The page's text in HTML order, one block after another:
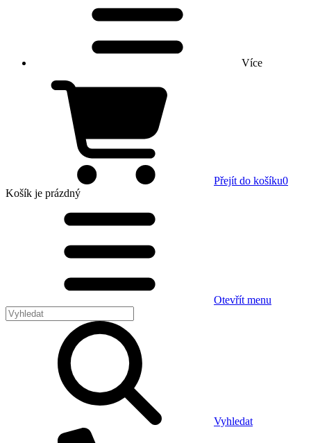
Více
Přejít do košíku0
Košík je prázdný
Otevřít menu
Vyhledat